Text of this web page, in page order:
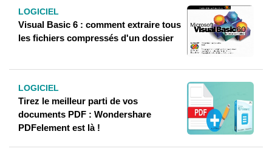
LOGICIEL
Visual Basic 6 : comment extraire tous
les fichiers compressés d'un dossier
LOGICIEL
Tirez le meilleur parti de vos
documents PDF : Wondershare
PDFelement est là !